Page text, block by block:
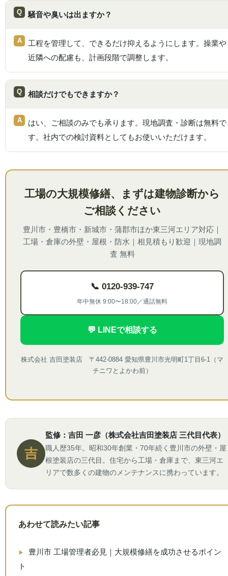
騒音や臭いは出ますか？
工程を管理して、できるだけ抑えるようにします。操業や
近隣への配慮も、計画段階で調整します。
相談だけでもできますか？
はい、ご相談のみでも承ります。現地調査・診断は無料で
す。社内での検討資料としてもお使いいただけます。
工場の大規模修繕、まずは建物診断から
ご相談ください
豊川市・豊橋市・新城市・蒲郡市ほか東三河エリア対応｜
工場・倉庫の外壁・屋根・防水｜相見積もり歓迎｜現地調
査 無料
📞 0120-939-747
年中無休 9:00〜18:00／通話無料
💬 LINEで相談する
株式会社 吉田塗装店 〒442-0884 愛知県豊川市光明町1丁目6-1（マ
チニワとよかわ前）
吉
監修：吉田 一彦（株式会社吉田塗装店 三代目代表）
職人歴35年。昭和30年創業・70年続く豊川市の外壁・屋
根塗装店の三代目。住宅から工場・倉庫まで、東三河エ
リアで数多くの建物のメンテナンスに携わっています。
あわせて読みたい記事
豊川市 工場管理者必見｜大規模修繕を成功させるポイン
ト